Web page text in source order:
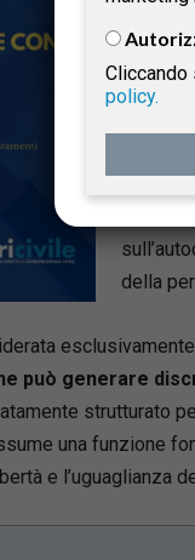
della
può generare
strutturato
una funzione
e l’uguaglianza
Cliccando
policy.